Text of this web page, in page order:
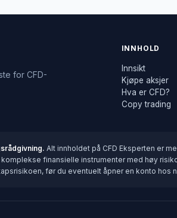
for CFD-
INNHOLD
Innsikt
Kjøpe aksjer
Hva er CFD?
Copy trading
Alt innholdet på CFD Eksperten er
finansielle instrumenter med høy
før du eventuelt åpner en konto hos